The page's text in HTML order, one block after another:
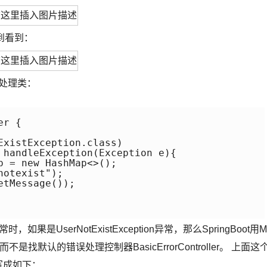
到：
理类：
{
e){
= new HashMap<>();
时，如果是UserNotExistException异常，那么SpringBoot用
不是找默认的错误处理控制器BasicErrorController。 上面这
如下：